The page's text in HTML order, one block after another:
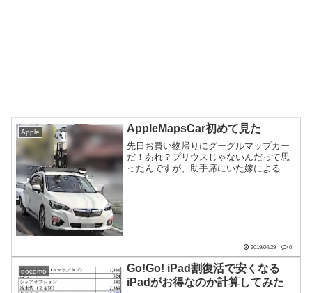
Apple AppleMapsCar初めて見た
先日お買い物帰りにグーグルマップカー
だ！あれ？プリウスじゃないんだって思
ったんですが、助手席にいた嫁によると
2019/04/29 0
docomo
Go!Go! iPad割復活で安くなる
iPadがお得なのか計算してみた